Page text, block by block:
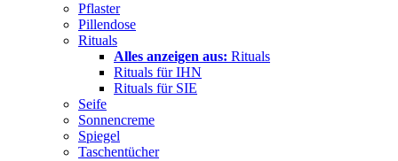
Pflaster
Pillendose
Rituals
Alles anzeigen aus: Rituals
Rituals für IHN
Rituals für SIE
Seife
Sonnencreme
Spiegel
Taschentücher